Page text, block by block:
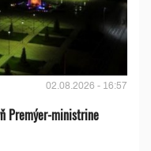
02.08.2026 - 16:57
Premýer-ministrine